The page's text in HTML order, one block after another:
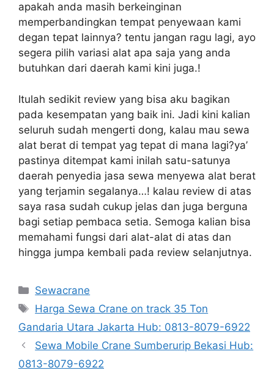
apakah anda masih berkeinginan
memperbandingkan tempat penyewaan kami
degan tepat lainnya? tentu jangan ragu lagi, ayo
segera pilih variasi alat apa saja yang anda
butuhkan dari daerah kami kini juga.!
Itulah sedikit review yang bisa aku bagikan
pada kesempatan yang baik ini. Jadi kini kalian
seluruh sudah mengerti dong, kalau mau sewa
alat berat di tempat yag tepat di mana lagi?ya’
pastinya ditempat kami inilah satu-satunya
daerah penyedia jasa sewa menyewa alat berat
yang terjamin segalanya…! kalau review di atas
saya rasa sudah cukup jelas dan juga berguna
bagi setiap pembaca setia. Semoga kalian bisa
memahami fungsi dari alat-alat di atas dan
hingga jumpa kembali pada review selanjutnya.
Categories
Sewacrane
Tags
Harga Sewa Crane on track 35 Ton
Gandaria Utara Jakarta Hub: 0813-8079-6922
Sewa Mobile Crane Sumberurip Bekasi Hub:
0813-8079-6922